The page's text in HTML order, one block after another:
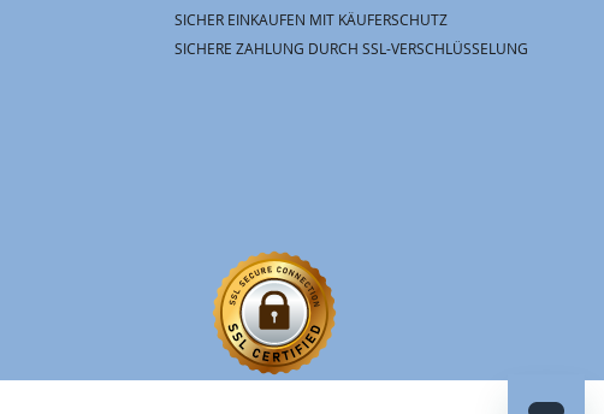
SICHER EINKAUFEN MIT KÄUFERSCHUTZ
SICHERE ZAHLUNG DURCH SSL-VERSCHLÜSSELUNG